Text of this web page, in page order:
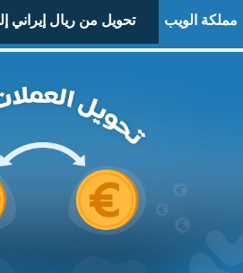
مملكة الويب تحويل من ريال إيراني